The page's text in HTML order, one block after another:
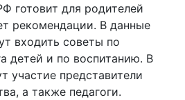
готовит для родителей
рекомендации. В данные
входить советы по
детей и по воспитанию. В
участие представители
а также педагоги.